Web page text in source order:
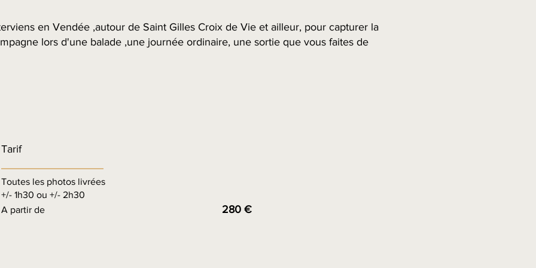
en Vendée ,autour de Saint Gilles Croix de Vie et ailleur, pour capturer la
lors d'une balade ,une journée ordinaire, une sortie que vous faites de
Tarif
Toutes les photos livrées
+/- 1h30 ou +/- 2h30
A partir de
280 €